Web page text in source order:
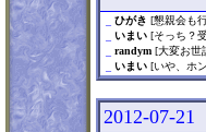
ひがき [懇親会も
いまい [そっち？
randym [大変お世
いまい [いや、ホ
2012-07-21